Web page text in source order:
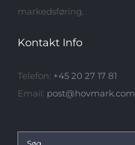
markedsføring.
Kontakt Info
Telefon: +45 20 27 17 81
Email: post@hovmark.com
Søg